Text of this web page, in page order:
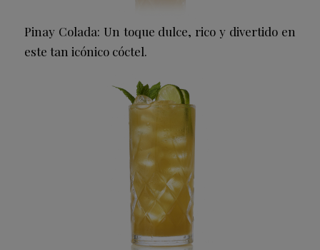
Pinay Colada: Un toque dulce, rico y divertido en
este tan icónico cóctel.